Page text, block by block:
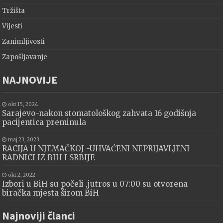
Tržišta
Vijesti
Zanimljivosti
Zapošljavanje
NAJNOVIJE
okt 15, 2024
Sarajevo-nakon stomatološkog zahvata 16 godišnja
pacijentica preminula
maj 23, 2023
RACIJA U NJEMAČKOJ -UHVAĆENI NEPRIJAVLJENI
RADNICI IZ BIH I SRBIJE
okt 2, 2022
Izbori u BiH su počeli ,jutros u 07:00 su otvorena
biračka mjesta širom BiH
Najnoviji članci